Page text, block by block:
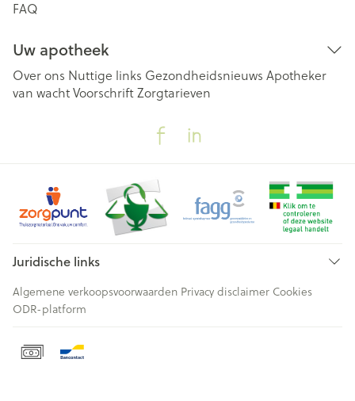
FAQ
Uw apotheek
Over ons Nuttige links Gezondheidsnieuws Apotheker
van wachtVoorschriftZorgtarieven
Juridische links
Algemene verkoopsvoorwaarden Privacy disclaimer Cookies
ODR-platform